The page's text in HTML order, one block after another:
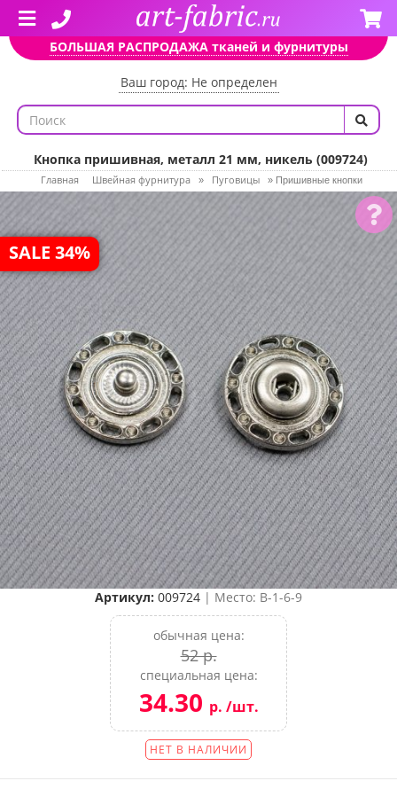
БОЛЬШАЯ РАСПРОДАЖА тканей и фурнитуры
Ваш город: Не определен
Кнопка пришивная, металл 21 мм, никель (009724)
Главная Швейная фурнитура » Пуговицы » Пришивные кнопки
SALE 34%
Артикул: 009724 | Место: B-1-6-9
обычная цена:
52 р.
специальная цена:
34.30 р. /шт.
НЕТ В НАЛИЧИИ